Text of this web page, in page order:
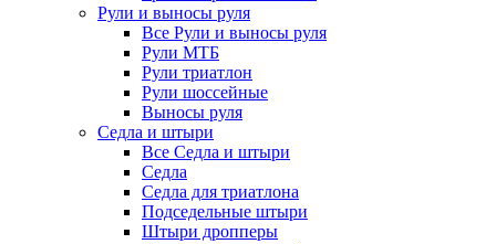
Рули и выносы руля
Все Рули и выносы руля
Рули МТБ
Рули триатлон
Рули шоссейные
Выносы руля
Седла и штыри
Все Седла и штыри
Седла
Седла для триатлона
Подседельные штыри
Штыри дропперы